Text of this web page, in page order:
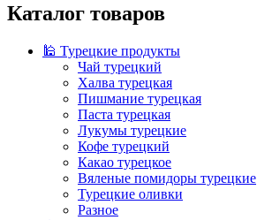
Каталог товаров
🕌 Турецкие продукты
Чай турецкий
Халва турецкая
Пишмание турецкая
Паста турецкая
Лукумы турецкие
Кофе турецкий
Какао турецкое
Вяленые помидоры турецкие
Турецкие оливки
Разное